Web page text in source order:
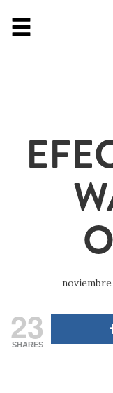
noviembre
23
SHARES